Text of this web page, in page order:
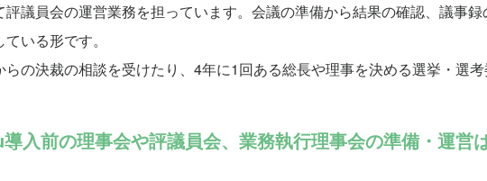
評議員会の運営業務を担っています。会議の準備から結果の確認、議事
いる形です。
らの決裁の相談を受けたり、4年に1回ある総長や理事を決める選挙・選
入前の理事会や評議員会、業務執行理事会の準備・運営